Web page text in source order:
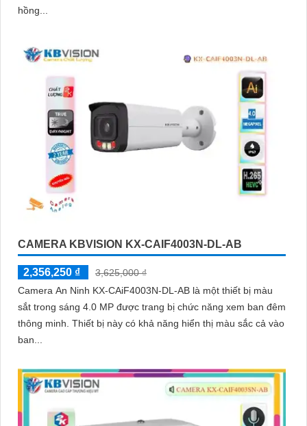
hồng...
CAMERA KBVISION KX-CAIF4003N-DL-AB
2,356,250 ₫
3,625,000 ₫
Camera An Ninh KX-CAiF4003N-DL-AB là một thiết bị màu
sắt trong sáng 4.0 MP được trang bị chức năng xem ban đêm
thông minh. Thiết bị này có khả năng hiển thị màu sắc cả vào
ban...